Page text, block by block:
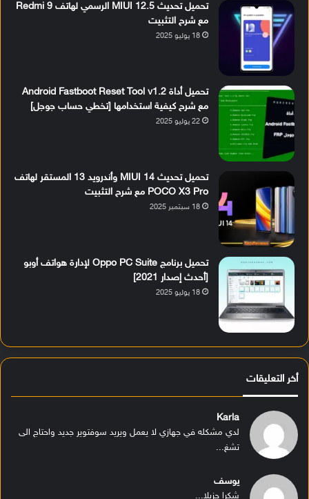
تحميل تحديث MIUI 12.5 الرسمي لهاتف Redmi 9
مع شرح التثبيت
18 يوليو 2025
تحميل أداة Android Fastboot Reset Tool v1.2
مع شرح كيفية استخدامها [تخطي حساب جوجل]
22 يوليو 2025
تحميل تحديث MIUI 14 وأندرويد 13 المستقر لهاتف
POCO X3 Pro مع شرح التثبيت
18 سبتمبر 2025
تحميل برنامج Oppo PC Suite لإدارة هواتف أوبو
[أحدث إصدار 2021]
18 يوليو 2025
أخر التعليقات
Karla
لدي مشكله في جهازي لا يعمل ويريد سوفتوير جديد واحتاج الى
تشغ...
يوسف
شكرا جزيلا...